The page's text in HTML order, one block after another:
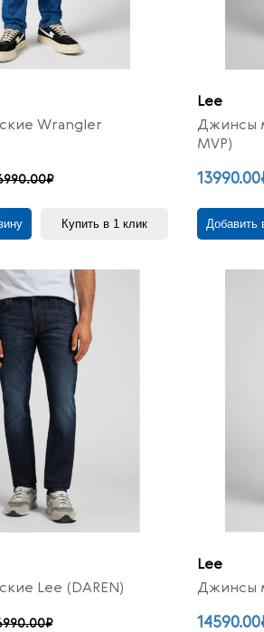
Wrangler
Купить в 1 клик
Lee
Джинсы
MVP)
Добавить
Lee (DAREN)
Lee
Джинсы